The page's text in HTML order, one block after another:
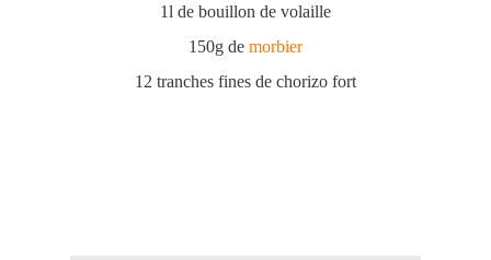
1l de bouillon de volaille
150g de morbier
12 tranches fines de chorizo fort